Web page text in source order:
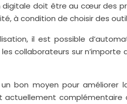
doit être au cœur des
à condition de choisir des
il est possible
collaborateurs sur
un bon moyen pour
actuellement